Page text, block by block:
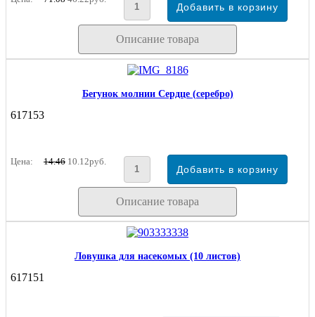
Описание товара
Бегунок молнии Сердце (серебро)
617153
Цена: 14.46 10.12руб.
Описание товара
Ловушка для насекомых (10 листов)
617151